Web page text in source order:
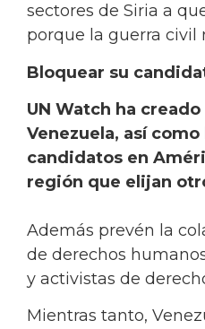
sectores de Siria a
porque la guerra civil
Bloquear su
UN Watch ha
Venezuela, así
candidatos en
región que elijan
Además prevén la
de derechos
y activistas de
Mientras tanto,